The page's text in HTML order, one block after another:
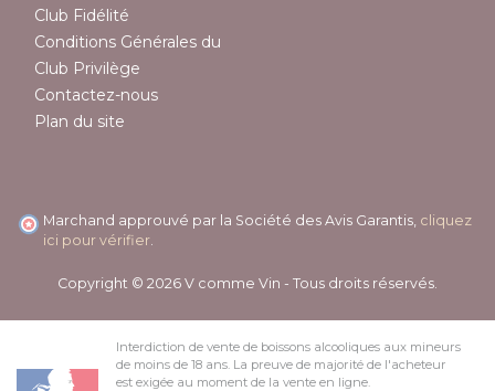
Club Fidélité
Conditions Générales du
Club Privilège
Contactez-nous
Plan du site
Marchand approuvé par la Société des Avis Garantis, cliquez
ici pour vérifier
Copyright © 2026 V comme Vin - Tous droits réservés.
Interdiction de vente de boissons alcooliques aux mineurs
de moins de 18 ans. La preuve de majorité de l'acheteur
est exigée au moment de la vente en ligne.